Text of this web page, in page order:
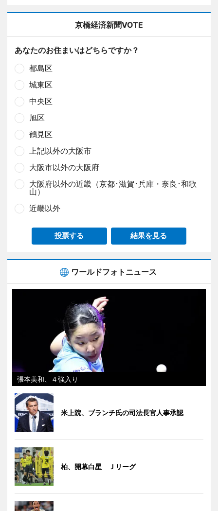
京橋経済新聞VOTE
あなたのお住まいはどちらですか？
都島区
城東区
中央区
旭区
鶴見区
上記以外の大阪市
大阪市以外の大阪府
大阪府以外の近畿（京都･滋賀･兵庫・奈良･和歌
山）
近畿以外
投票する 結果を見る
ワールドフォトニュース
張本美和、４強入り
米上院、ブランチ氏の司法長官人事承認
柏、開幕白星 Ｊリーグ